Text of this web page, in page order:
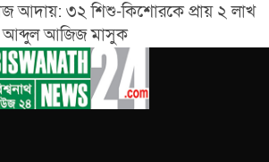
আদায়: ৩২ শিশু-কিশোরকে প্রায় ২ লাখ
আব্দুল আজিজ মাসুক